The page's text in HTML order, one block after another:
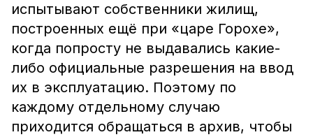
испытывают собственники жилищ,
построенных ещё при «царе Горохе»,
когда попросту не выдавались какие-
либо официальные разрешения на ввод
их в эксплуатацию. Поэтому по
каждому отдельному случаю
приходится обращаться в архив, чтобы